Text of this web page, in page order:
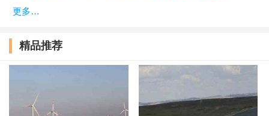
更多…
精品推荐